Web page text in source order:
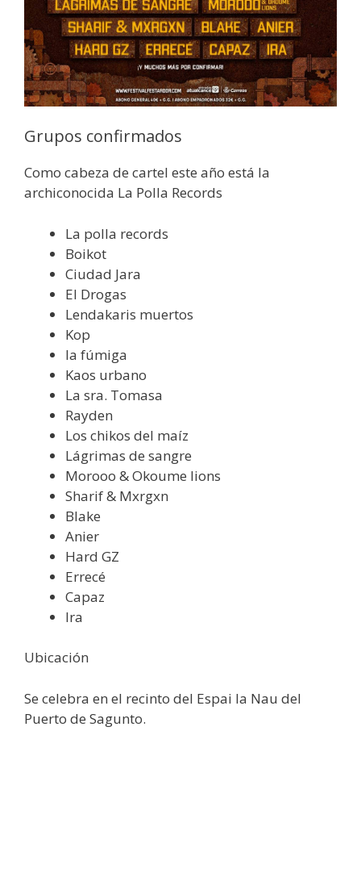
Grupos confirmados
Como cabeza de cartel este año está la
archiconocida La Polla Records
La polla records
Boikot
Ciudad Jara
El Drogas
Lendakaris muertos
Kop
la fúmiga
Kaos urbano
La sra. Tomasa
Rayden
Los chikos del maíz
Lágrimas de sangre
Morooo & Okoume lions
Sharif & Mxrgxn
Blake
Anier
Hard GZ
Errecé
Capaz
Ira
Ubicación
Se celebra en el recinto del Espai la Nau del
Puerto de Sagunto.